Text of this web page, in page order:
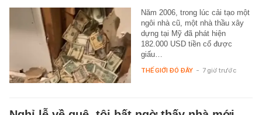
Năm 2006, trong lúc cải tạo một
ngôi nhà cũ, một nhà thầu xây
dựng tại Mỹ đã phát hiện
182.000 USD tiền cổ được
giấu…
THẾ GIỚI ĐÓ ĐÂY - 7 giờ trước